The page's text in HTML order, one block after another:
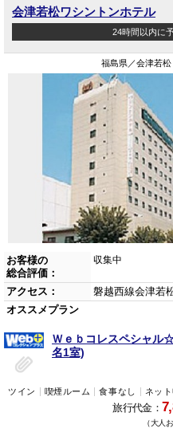
会津若松ワシントンホテル
24時間以内に
福島県／会津若
お客様の
総合評価：
収集中
アクセス：
磐越西線会津若
オススメプラン
Ｗｅｂコレスペシャ
名1室)
ツイン 喫煙ルーム 食事なし ネッ
旅行代金：
（大人